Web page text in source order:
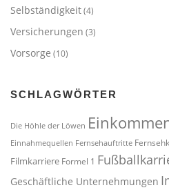
Selbständigkeit(4)
Versicherungen (3)
Vorsorge (10)
SCHLAGWÖRTER
Die Höhle der Löwen
Einnahmequellen Fernsehauftritte
Filmkarriere Formel 1
Geschäftliche Unternehmungen